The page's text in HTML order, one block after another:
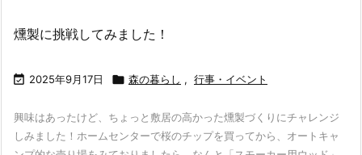
燻製に挑戦してみました！
 2025年9月17日  森の暮らし , 行事・イベント
興味はあったけど、ちょっと敷居の高かった燻製づくりにチャレンジ
しみました！ホームセンターで桜のチップを買ってから、オートキャ